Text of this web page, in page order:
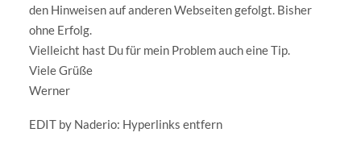
den Hinweisen auf anderen Webseiten gefolgt. Bisher
ohne Erfolg.
Vielleicht hast Du für mein Problem auch eine Tip.
Viele Grüße
Werner
EDIT by Naderio: Hyperlinks entfern